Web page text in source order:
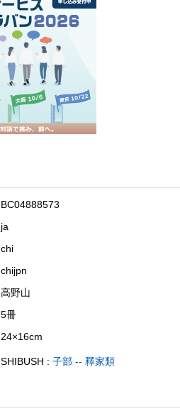
BC04888573
ja
chi
chijpn
高野山
5冊
24×16cm
SHIBUSH : 子部 -- 釋家類